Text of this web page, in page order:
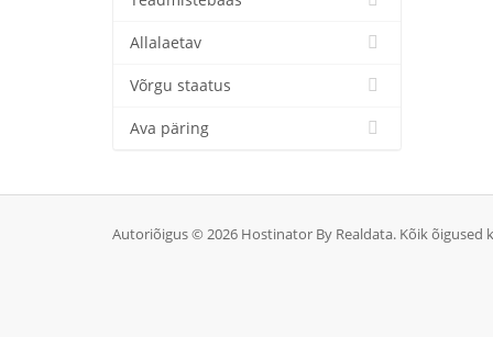
Allalaetav
Võrgu staatus
Ava päring
Autoriõigus © 2026 Hostinator By Realdata. Kõik õigused